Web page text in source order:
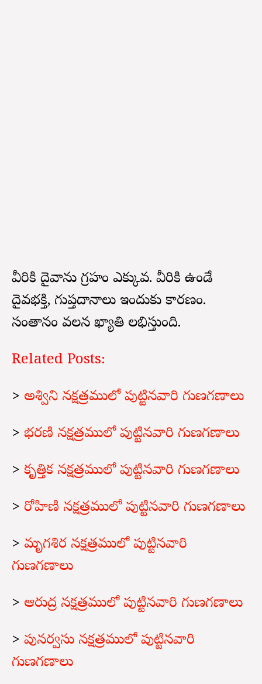
వీరికి దైవాను గ్రహం ఎక్కువ. వీరికి ఉండే
దైవభక్తి, గుప్తదానాలు ఇందుకు కారణం.
సంతానం వలన ఖ్యాతి లభిస్తుంది.
Related Posts:
> అశ్విని నక్షత్రములో పుట్టినవారి గుణగణాలు
> భరణి నక్షత్రములో పుట్టినవారి గుణగణాలు
> కృత్తిక నక్షత్రములో పుట్టినవారి గుణగణాలు
> రోహిణి నక్షత్రములో పుట్టినవారి గుణగణాలు
> మృగశిర నక్షత్రములో పుట్టినవారి
గుణగణాలు
> ఆరుద్ర నక్షత్రములో పుట్టినవారి గుణగణాలు
> పునర్వసు నక్షత్రములో పుట్టినవారి
గుణగణాలు